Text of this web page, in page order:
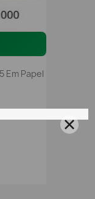
Em Papel